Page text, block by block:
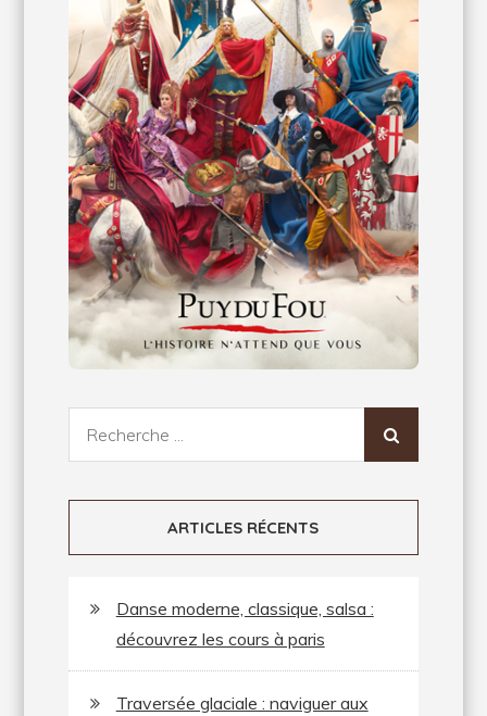
ARTICLES RÉCENTS
Danse moderne, classique, salsa :
découvrez les cours à paris
Traversée glaciale : naviguer aux